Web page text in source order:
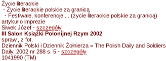
Życie literackie
- Życie literackie polskie za granicą
- Festiwale, konferencje ... (życie literackie polskie za granicą)
artykuł o imprezie
Siwek Józef - szczegóły
III Salon Książki Polonijnej Rzym 2002
spraw., z fot.
Dziennik Polski i Dziennik Żołnierza = The Polish Daily and Soldiers
Daily, 2002 nr 288 s. 5 - szczegóły
1041990 (TM)